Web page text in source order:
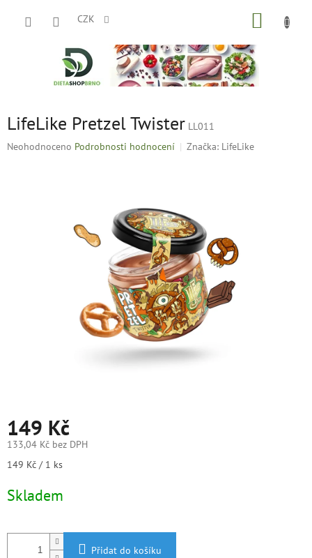
CZK
LifeLike Pretzel Twister LL011
Průměrné
Neohodnoceno Podrobnosti hodnocení Značka: LifeLike
149 Kč
133,04 Kč bez DPH
Měrná
149 Kč / 1 ks
Skladem
Přidat do košíku